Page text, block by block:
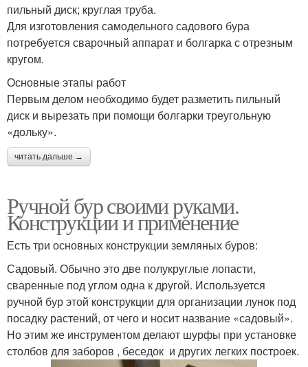
пильный диск; круглая труба.
Для изготовления самодельного садового бура
потребуется сварочный аппарат и болгарка с отрезным
кругом.
Основные этапы работ
Первым делом необходимо будет разметить пильный
диск и вырезать при помощи болгарки треугольную
«дольку».
читать дальше →
Ручной бур своими руками.
Конструкции и применение
Есть три основных конструкции земляных буров:
Садовый. Обычно это две полукруглые лопасти,
сваренные под углом одна к другой. Используется
ручной бур этой конструкции для организации лунок под
посадку растений, от чего и носит название «садовый».
Но этим же инструментом делают шурфы при установке
столбов для заборов , беседок и других легких построек.